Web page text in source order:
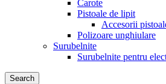
Carote
Pistoale de lipit
Accesorii
Polizoare unghiulare
Surubelnite
Surubelnite pentru
Search